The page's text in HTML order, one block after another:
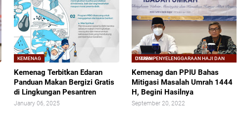
KEMENAG
Kemenag Terbitkan Edaran
Panduan Makan Bergizi Gratis
di Lingkungan Pesantren
January 06, 2025
DITJEN PENYELENGGARAAN HAJI DAN UMRAH
Kemenag dan PPIU Bahas
Mitigasi Masalah Umrah 1444
H, Begini Hasilnya
September 20, 2022